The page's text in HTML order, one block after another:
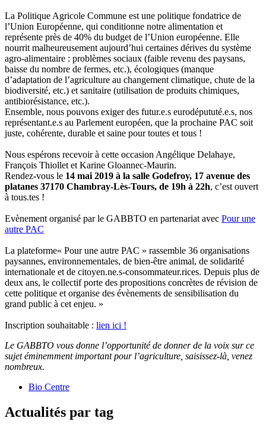
La Politique Agricole Commune est une politique fondatrice de
l’Union Européenne, qui conditionne notre alimentation et
représente près de 40% du budget de l’Union européenne. Elle
nourrit malheureusement aujourd’hui certaines dérives du système
agro-alimentaire : problèmes sociaux (faible revenu des paysans,
baisse du nombre de fermes, etc.), écologiques (manque
d’adaptation de l’agriculture au changement climatique, chute de la
biodiversité, etc.) et sanitaire (utilisation de produits chimiques,
antibiorésistance, etc.).
Ensemble, nous pouvons exiger des futur.e.s eurodépututé.e.s, nos
représentant.e.s au Parlement européen, que la prochaine PAC soit
juste, cohérente, durable et saine pour toutes et tous !
Nous espérons recevoir à cette occasion Angélique Delahaye,
François Thiollet et Karine Gloannec-Maurin.
Rendez-vous le 14 mai 2019 à la salle Godefroy, 17 avenue des
platanes 37170 Chambray-Lès-Tours, de 19h à 22h, c’est ouvert
à tous.tes !
Evènement organisé par le GABBTO en partenariat avec Pour une
autre PAC
La plateforme« Pour une autre PAC » rassemble 36 organisations
paysannes, environnementales, de bien-être animal, de solidarité
internationale et de citoyen.ne.s-consommateur.rices. Depuis plus de
deux ans, le collectif porte des propositions concrètes de révision de
cette politique et organise des évènements de sensibilisation du
grand public à cet enjeu. »
Inscription souhaitable : lien ici !
Le GABBTO vous donne l’opportunité de donner de la voix sur ce
sujet éminemment important pour l’agriculture, saisissez-là, venez
nombreux.
Bio Centre
Actualités par tag